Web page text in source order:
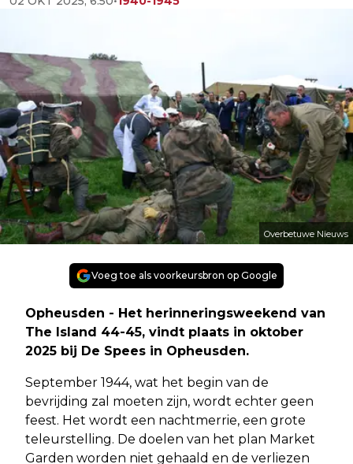
Overbetuwe Nieuws
Voeg toe als voorkeursbron op Google
Opheusden - Het herinneringsweekend van
The Island 44-45, vindt plaats in oktober
2025 bij De Spees in Opheusden.
September 1944, wat het begin van de
bevrijding zal moeten zijn, wordt echter geen
feest. Het wordt een nachtmerrie, een grote
teleurstelling. De doelen van het plan Market
Garden worden niet gehaald en de verliezen